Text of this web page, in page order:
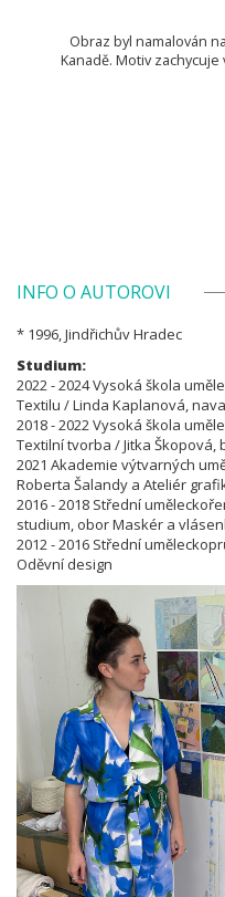
Obraz byl namalován
Kanadě. Motiv
INFO O AUTOROVI
* 1996, Jindřichův Hradec
Studium:
2022 - 2024 Vysoká škola
Textilu / Linda Kaplanová,
2018 - 2022 Vysoká škola
Textilní tvorba / Jitka
2021 Akademie výtvarných
Roberta Šalandy a Ateliér
2016 - 2018 Střední
studium, obor Maskér a
2012 - 2016 Střední
Oděvní design